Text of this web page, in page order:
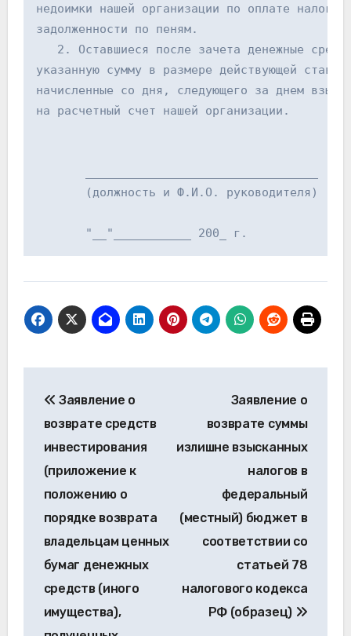
недоимки нашей организации по оплате
задолженности по пеням.
2. Оставшиеся после зачета денежные
указанную сумму в размере действующей
начисленные со дня, следующего за днем
на расчетный счет нашей организации.
(должность и Ф.И.О. руководителя)
"__"___________ 200_ г.
по
записям
Заявление о
возврате средств
инвестирования
(приложение к
положению о
порядке возврата
владельцам ценных
бумаг денежных
средств (иного
имущества),
Заявление о
возврате суммы
излишне взысканных
налогов в
федеральный
(местный) бюджет в
соответствии со
статьей 78
налогового кодекса
РФ (образец)